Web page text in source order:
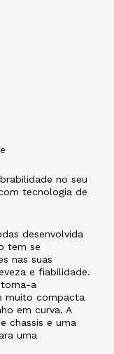
no seu
tecnologia de
desenvolvida
tem se
nas suas
e fiabilidade.
a
muito compacta
em curva. A
chassis e uma
uma